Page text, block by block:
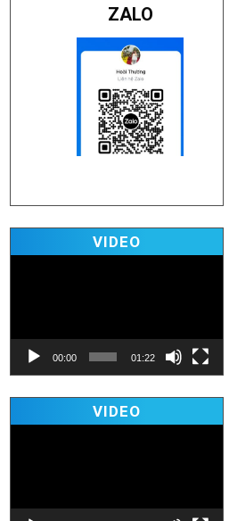
ZALO
VIDEO
00:00 01:22
VIDEO